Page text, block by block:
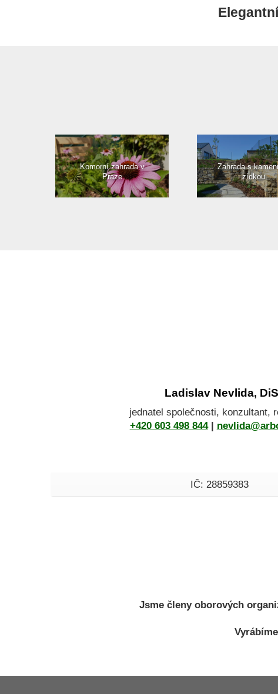
Komorní zahrada v
Praze
Zahrada s
zídkou
Ladislav Nevlida,
jednatel společnosti, konzultant,
+420 603 498 844|
IČ: 28859383
Jsme členy oborových